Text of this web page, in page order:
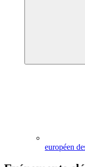
européen